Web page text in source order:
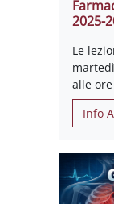
2025-
Le
alle
Info